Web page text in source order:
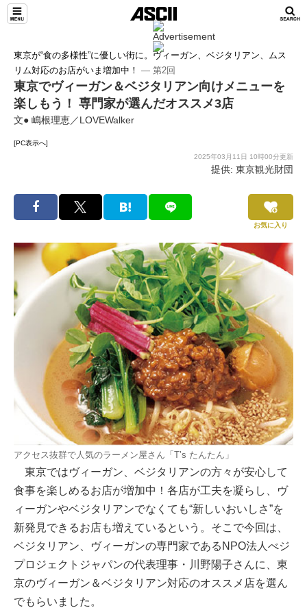
東京が“食の多様性”に優しい街に。ヴィーガン、ベジタリアン、ムス
リム対応のお店がいま増加中！ ― 第2回
東京でヴィーガン＆ベジタリアン向けメニューを
楽しもう！ 専門家が選んだオススメ3店
文● 嶋根理恵／LOVEWalker
[PC表示へ]
2025年03月11日 10時00分更新
提供: 東京観光財団
お気に入り
アクセス抜群で人気のラーメン屋さん「T’s たんたん」
東京ではヴィーガン、ベジタリアンの方々が安心して
食事を楽しめるお店が増加中！各店が工夫を凝らし、ヴ
ィーガンやベジタリアンでなくても“新しいおいしさ”を
新発見できるお店も増えているという。そこで今回は、
ベジタリアン、ヴィーガンの専門家であるNPO法人べジ
プロジェクトジャパンの代表理事・川野陽子さんに、東
京のヴィーガン＆ベジタリアン対応のオススメ店を選ん
でもらいました。